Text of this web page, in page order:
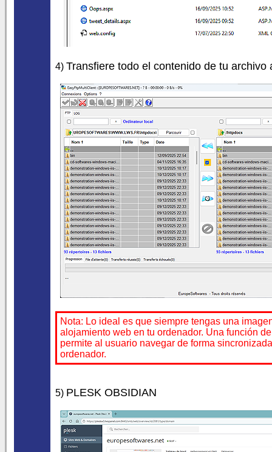
4) Transfiere todo el contenido de tu archivo
Nota: Lo ideal es que siempre tengas una
alojamiento web en tu ordenador. Una función
permite al usuario navegar de forma
ordenador.
5) PLESK OBSIDIAN